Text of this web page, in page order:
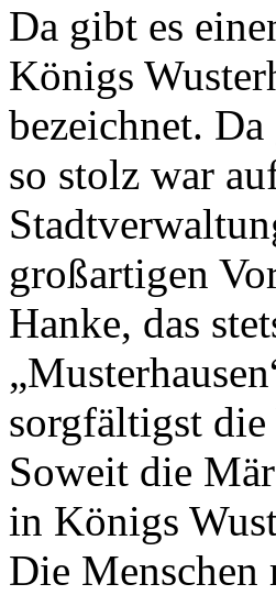
Da gibt es
Königs
bezeichnet.
so stolz war
großartigen
Hanke, das
sorgfältigst die
Soweit die
in Königs
Die